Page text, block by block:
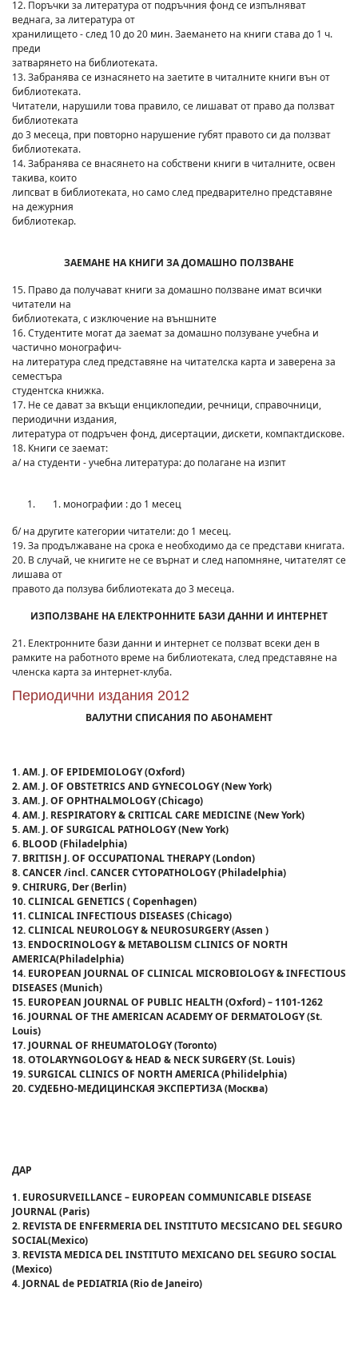
12. Поръчки за литература от подръчния фонд се изпълняват
веднага, за литература от
хранилището - след 10 до 20 мин. Заемането на книги става до 1 ч.
преди
затварянето на библиотеката.
13. Забранява се изнасянето на заетите в читалните книги вън от
библиотеката.
Читатели, нарушили това правило, се лишават от право да ползват
библиотеката
до 3 месеца, при повторно нарушение губят правото си да ползват
библиотеката.
14. Забранява се внасянето на собствени книги в читалните, освен
такива, които
липсват в библиотеката, но само след предварително представяне
на дежурния
библиотекар.
ЗАЕМАНЕ НА КНИГИ ЗА ДОМАШНО ПОЛЗВАНЕ
15. Право да получават книги за домашно ползване имат всички
читатели на
библиотеката, с изключение на външните
16. Студентите могат да заемат за домашно ползуване учебна и
частично монографич-
на литература след представяне на читателска карта и заверена за
семестъра
студентска книжка.
17. Не се дават за вкъщи енциклопедии, речници, справочници,
периодични издания,
литература от подръчен фонд, дисертации, дискети, компактдискове.
18. Книги се заемат:
а/ на студенти - учебна литература: до полагане на изпит
монографии : до 1 месец
б/ на другите категории читатели: до 1 месец.
19. За продължаване на срока е необходимо да се представи книгата.
20. В случай, че книгите не се върнат и след напомняне, читателят се
лишава от
правото да ползува библиотеката до 3 месеца.
ИЗПОЛЗВАНЕ НА ЕЛЕКТРОННИТЕ БАЗИ ДАННИ И ИНТЕРНЕТ
21. Електронните бази данни и интернет се ползват всеки ден в
рамките на работното време на библиотеката, след представяне на
членска карта за интернет-клуба.
Периодични издания 2012
ВАЛУТНИ СПИСАНИЯ ПО АБОНАМЕНТ
1. AM. J. OF EPIDEMIOLOGY(Oxford)
2. AM. J. OF OBSTETRICS AND GYNECOLOGY(New York)
3. AM. J. OF OPHTHALMOLOGY (Chicago)
4. AM. J. RESPIRATORY & CRITICAL CARE MEDICINE (New York)
5. AM. J. OF SURGICAL PATHOLOGY (New York)
6. BLOOD (Fhiladelphia)
7. BRITISH J. OF OCCUPATIONAL THERAPY(London)
8. CANCER /incl. CANCER CYTOPATHOLOGY (Philadelphia)
9. CHIRURG, Der (Berlin)
10. CLINICAL GENETICS ( Copenhagen)
11. CLINICAL INFECTIOUS DISEASES (Chicago)
12. CLINICAL NEUROLOGY & NEUROSURGERY (Assen )
13. ENDOCRINOLOGY & METABOLISM CLINICS OF NORTH
AMERICA(Philadelphia)
14. EUROPEAN JOURNAL OF CLINICAL MICROBIOLOGY & INFECTIOUS
DISEASES (Munich)
15. EUROPEAN JOURNAL OF PUBLIC HEALTH (Oxford)– 1101-1262
16. JOURNAL OF THE AMERICAN ACADEMY OF DERMATOLOGY (St.
Louis)
17. JOURNAL OF RHEUMATOLOGY (Toronto)
18. OTOLARYNGOLOGY & HEAD & NECK SURGERY (St. Louis)
19. SURGICAL CLINICS OF NORTH AMERICA (Philidelphia)
20. СУДЕБНО-МЕДИЦИНСКАЯ ЭКСПЕРТИЗА(Москва)
ДАР
1. EUROSURVEILLANCE – EUROPEAN COMMUNICABLE DISEASE
JOURNAL (Paris)
2. REVISTA DE ENFERMERIA DELINSTITUTO MECSICANO DEL SEGURO
SOCIAL(Mexico)
3. REVISTA MEDICA DEL INSTITUTO MEXICANO DEL SEGURO SOCIAL
(Mexico)
4. JORNALde PEDIATRIA(Rio de Janeiro)